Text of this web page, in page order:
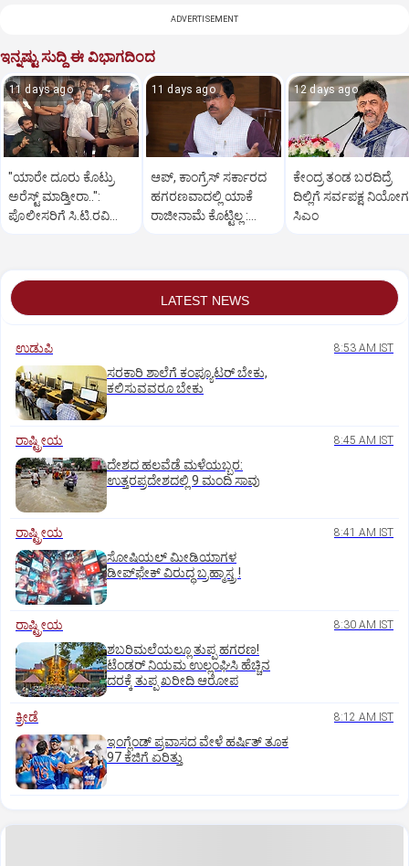
ADVERTISEMENT
ಇನ್ನಷ್ಟು ಸುದ್ದಿ ಈ ವಿಭಾಗದಿಂದ
11 days ago
"ಯಾರೇ‌ ದೂರು ಕೊಟ್ರು
ಅರೆಸ್ಟ್ ಮಾಡ್ತೀರಾ..":
ಪೊಲೀಸರಿಗೆ ಸಿ.ಟಿ.ರವಿ
11 days ago
ಆಪ್, ಕಾಂಗ್ರೆಸ್ ಸರ್ಕಾರದ
ಹಗರಣವಾದಲ್ಲಿ ಯಾಕೆ
ರಾಜೀನಾಮೆ ಕೊಟ್ಟಿಲ್ಲ :
12 days ago
ಕೇಂದ್ರ ತಂಡ ಬರದಿದ್ರೆ
ದಿಲ್ಲಿಗೆ ಸರ್ವಪಕ್ಷ
ಸಿಎಂ
LATEST NEWS
ಉಡುಪಿ 8:53 AM IST
ಸರಕಾರಿ ಶಾಲೆಗೆ ಕಂಪ್ಯೂಟರ್‌ ಬೇಕು,
ಕಲಿಸುವವರೂ ಬೇಕು
ರಾಷ್ಟ್ರೀಯ 8:45 AM IST
ದೇಶದ ಹಲವೆಡೆ ಮಳೆಯಬ್ಬರ:
ಉತ್ತರಪ್ರದೇಶದಲ್ಲಿ 9 ಮಂದಿ ಸಾವು
ರಾಷ್ಟ್ರೀಯ 8:41 AM IST
ಸೋಷಿಯಲ್‌ ಮೀಡಿಯಾಗಳ
ಡೀಪ್‌ಫೇಕ್‌ ವಿರುದ್ಧ ಬ್ರಹ್ಮಾಸ್ತ್ರ !
ರಾಷ್ಟ್ರೀಯ 8:30 AM IST
ಶಬರಿಮಲೆಯಲ್ಲೂ ತುಪ್ಪ ಹಗರಣ!
ಟೆಂಡರ್‌ ನಿಯಮ ಉಲ್ಲಂಘಿಸಿ ಹೆಚ್ಚಿನ
ದರಕ್ಕೆ ತುಪ್ಪ ಖರೀದಿ ಆರೋಪ
ಕ್ರೀಡೆ 8:12 AM IST
ಇಂಗ್ಲೆಂಡ್‌ ಪ್ರವಾಸದ ವೇಳೆ ಹರ್ಷಿತ್‌ ತೂಕ
97 ಕೆಜಿಗೆ ಏರಿತ್ತು